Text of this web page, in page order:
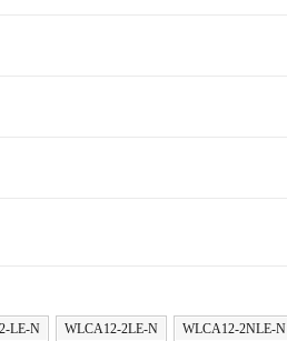
LE-N WLCA12-2LE-N
WLCA12-2NLE-N